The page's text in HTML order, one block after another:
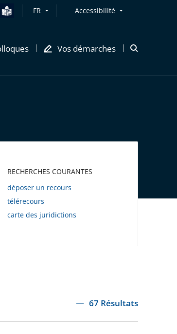
FR Accessibilité
Vos démarches
Ouvrir
RECHERCHES COURANTES
déposer un recours
télérecours
carte des juridictions
67 Résultats